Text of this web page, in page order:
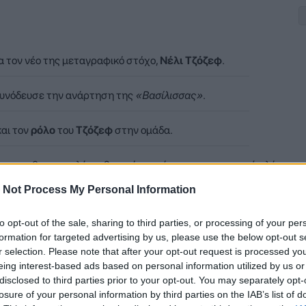
Not Process My Personal Information
opt-out of the sale, sharing to third parties, or processing of your
for targeted advertising by us, please use the below opt-out
selection. Please note that after your opt-out request is processed
interest-based ads based on personal information utilized by us
to third parties prior to your opt-out. You may separately
of your personal information by third parties on the IAB’s list of
νέο της μεταγραφικό στόχο, Νέλι Τζόζεφ.
την ανάρτηση της «Βασίλισσας».
τον ρόλοτουΤζόζεφστην ομάδα.
που θα αποτελέσει βασικό κομμάτι του αγωνιστικού πλάνου.
(«In Joseph we trust»), η «Βασίλισσα» συνόδευσε την
για τη σημασία και τον ρόλο που θα έχει ο θηριώδης σέντερ